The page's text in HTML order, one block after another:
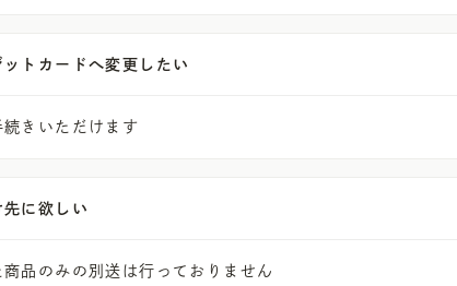
トカードへ変更したい
続きいただけます
に欲しい
品のみの別送は行っておりません